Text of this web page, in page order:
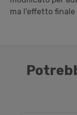
ma l'effetto finale